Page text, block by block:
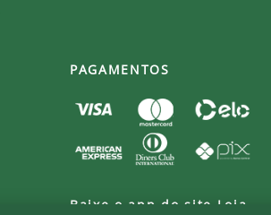
PAGAMENTOS
Baixe o app do site Loja